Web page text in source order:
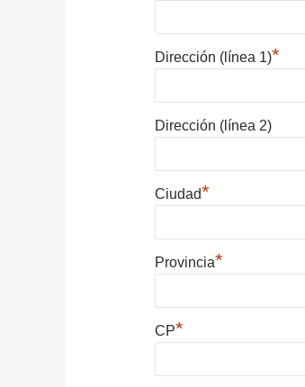
Dirección (línea 1)*
Dirección (línea 2)
Ciudad*
Provincia*
CP*